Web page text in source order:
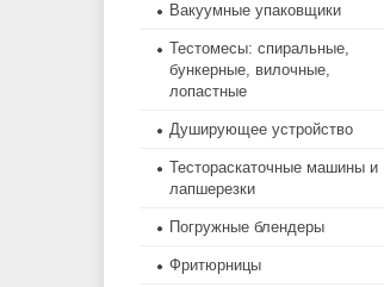
Вакуумные упаковщики
Тестомесы: спиральные,
бункерные, вилочные,
лопастные
Душирующее устройство
Тестораскаточные машины и
лапшерезки
Погружные блендеры
Фритюрницы